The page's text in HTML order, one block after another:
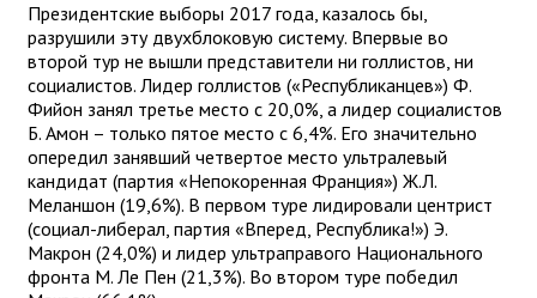
Президентские выборы 2017 года, казалось бы,
разрушили эту двухблоковую систему. Впервые во
второй тур не вышли представители ни голлистов, ни
социалистов. Лидер голлистов («Республиканцев») Ф.
Фийон занял третье место с 20,0%, а лидер социалистов
Б. Амон – только пятое место с 6,4%. Его значительно
опередил занявший четвертое место ультралевый
кандидат (партия «Непокоренная Франция») Ж.Л.
Меланшон (19,6%). В первом туре лидировали центрист
(социал-либерал, партия «Вперед, Республика!») Э.
Макрон (24,0%) и лидер ультраправого Национального
фронта М. Ле Пен (21,3%). Во втором туре победил